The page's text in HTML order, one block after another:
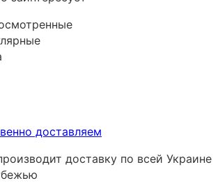
доставляем
доставку по всей Украине